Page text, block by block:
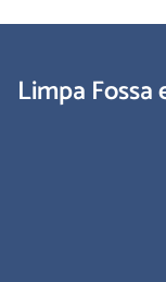
Limpa Fossa